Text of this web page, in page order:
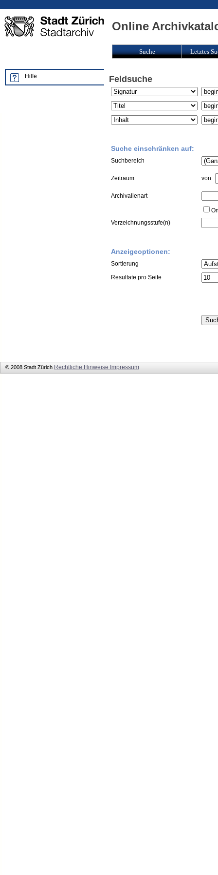
Feldsuche
Suche einschränken auf:
Suchbereich
Zeitraum von
Archivalienart
Verzeichnungsstufe(n)
Anzeigeoptionen:
Sortierung
Resultate pro Seite
Online
Suche Letztes
Hilfe
© 2008 Stadt Zürich Rechtliche Hinweise Impressum